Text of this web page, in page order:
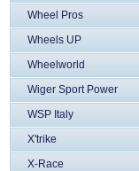
Wheel Pros
Wheels UP
Wheelworld
Wiger Sport Power
WSP Italy
X'trike
X-Race